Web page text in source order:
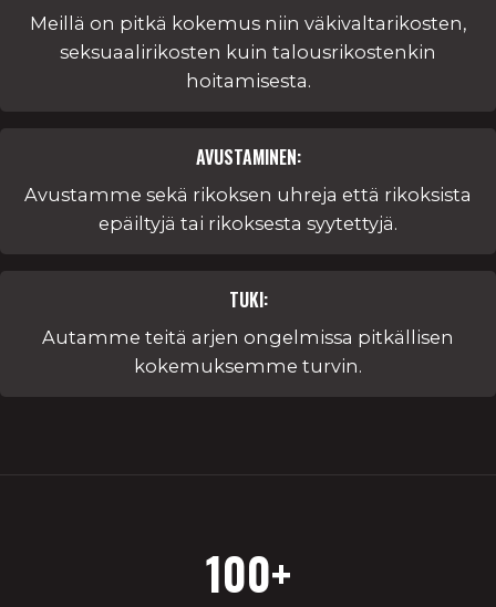
Meillä on pitkä kokemus niin väkivaltarikosten,
seksuaalirikosten kuin talousrikostenkin
hoitamisesta.
AVUSTAMINEN:
Avustamme sekä rikoksen uhreja että rikoksista
epäiltyjä tai rikoksesta syytettyjä.
TUKI:
Autamme teitä arjen ongelmissa pitkällisen
kokemuksemme turvin.
100+